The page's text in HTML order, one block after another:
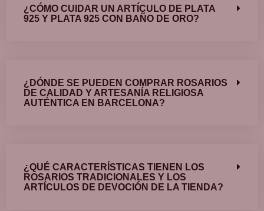
¿CÓMO CUIDAR UN ARTÍCULO DE PLATA
925 Y PLATA 925 CON BAÑO DE ORO?
¿DÓNDE SE PUEDEN COMPRAR ROSARIOS
DE CALIDAD Y ARTESANÍA RELIGIOSA
AUTÉNTICA EN BARCELONA?
¿QUÉ CARACTERÍSTICAS TIENEN LOS
ROSARIOS TRADICIONALES Y LOS
ARTÍCULOS DE DEVOCIÓN DE LA TIENDA?